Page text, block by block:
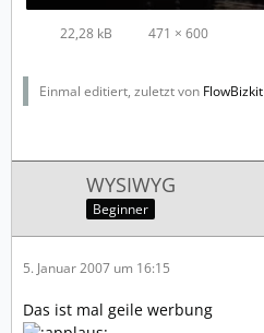
22,28 kB 471 × 600
Einmal editiert, zuletzt von FlowBizkit
WYSIWYG
Beginner
5. Januar 2007 um 16:15
Das ist mal geile werbung